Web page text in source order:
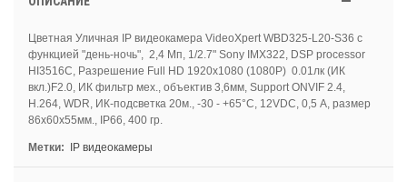
Цветная Уличная IP видеокамера VideoXpert WBD325-L20-S36 с
функцией "день-ночь", 2,4 Мп, 1/2.7" Sony IMX322, DSP processor
HI3516C, Разрешение Full HD 1920х1080 (1080Р) 0.01лк (ИК
вкл.)F2.0, ИК фильтр мех., объектив 3,6мм, Support ONVIF 2.4,
H.264, WDR, ИК-подсветка 20м., -30 - +65°С, 12VDC, 0,5 А, размер
86х60x55мм., IP66, 400 гр.
Метки: IP видеокамеры